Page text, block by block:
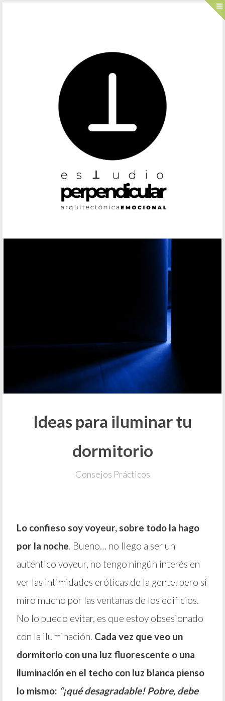
Ideas para iluminar tu
dormitorio
Consejos Prácticos
Lo confieso soy voyeur, sobre todo la hago
por la noche . Bueno… no llego a ser un
auténtico voyeur, no tengo ningún interés en
ver las intimidades eróticas de la gente, pero sí
miro mucho por las ventanas de los edificios.
No lo puedo evitar, es que estoy obsesionado
con la iluminación. Cada vez que veo un
dormitorio con una luz fluorescente o una
iluminación en el techo con luz blanca pienso
lo mismo: “¡qué desagradable! Pobre, debe